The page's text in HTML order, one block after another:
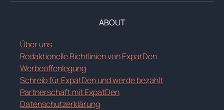
ABOUT
Über uns
Redaktionelle Richtlinien von ExpatDen
Werbeoffenlegung
Schreib für ExpatDen und werde bezahlt
Partnerschaft mit ExpatDen
Datenschutzerklärung